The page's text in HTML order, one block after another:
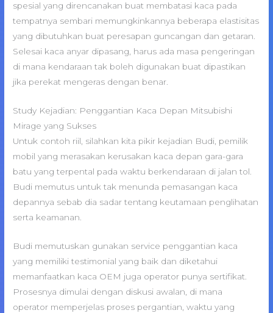
spesial yang direncanakan buat membatasi kaca pada
tempatnya sembari memungkinkannya beberapa elastisitas
yang dibutuhkan buat peresapan guncangan dan getaran.
Selesai kaca anyar dipasang, harus ada masa pengeringan
di mana kendaraan tak boleh digunakan buat dipastikan
jika perekat mengeras dengan benar.
Study Kejadian: Penggantian Kaca Depan Mitsubishi
Mirage yang Sukses
Untuk contoh riil, silahkan kita pikir kejadian Budi, pemilik
mobil yang merasakan kerusakan kaca depan gara-gara
batu yang terpental pada waktu berkendaraan di jalan tol.
Budi memutus untuk tak menunda pemasangan kaca
depannya sebab dia sadar tentang keutamaan penglihatan
serta keamanan.
Budi memutuskan gunakan service penggantian kaca
yang memiliki testimonial yang baik dan diketahui
memanfaatkan kaca OEM juga operator punya sertifikat.
Prosesnya dimulai dengan diskusi awalan, di mana
operator memperjelas proses pergantian, waktu yang